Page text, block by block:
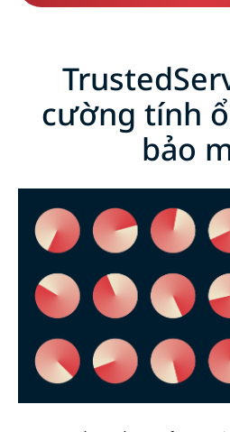
cường tính
bảo